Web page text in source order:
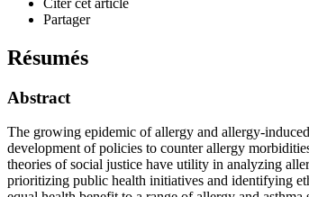
Partager
Résumés
Abstract
The growing epidemic of allergy and allergy-
development of policies to counter allergy
theories of social justice have utility in analyzing
prioritizing public health initiatives and identifying